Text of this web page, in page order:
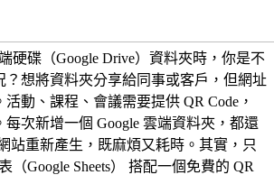
硬碟（Google Drive）資料夾時，你是不
？想將資料夾分享給同事或客戶，但網址
動、課程、會議需要提供 QR Code，
次新增一個 Google 雲端資料夾，都還
站重新產生，既麻煩又耗時。其實，只
（Google Sheets） 搭配一個免費的 QR